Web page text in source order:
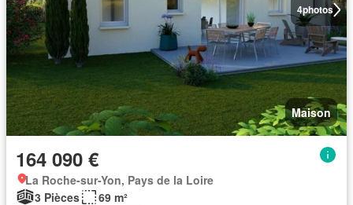
4photos
Maison
164 090 €
La Roche-sur-Yon, Pays de la Loire
3 Pièces
69 m²